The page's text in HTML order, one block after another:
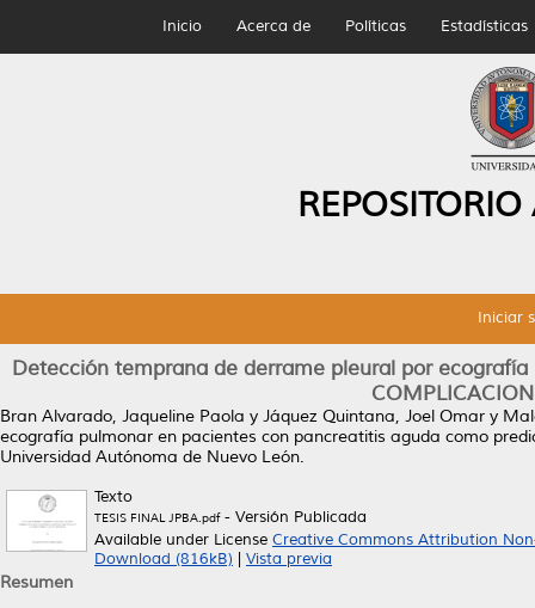
Inicio Acerca de Políticas Estadísticas
Iniciar
Detección temprana de derrame pleural por
Bran Alvarado, Jaqueline Paola y Jáquez Quintana, Joel Omar y
ecografía pulmonar en pacientes con pancreatitis aguda como
Universidad Autónoma de Nuevo León.
Texto
TESIS FINAL JPBA.pdf- Versión Publicada
Available under License Creative Commons Attribution
Download (816kB)
Vista previa
Resumen